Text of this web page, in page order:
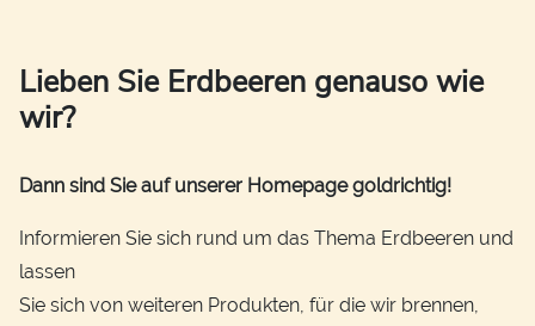
Lieben Sie Erdbeeren genauso wie
wir?
Dann sind Sie auf unserer Homepage goldrichtig!
Informieren Sie sich rund um das Thema Erdbeeren und
lassen
Sie sich von weiteren Produkten, für die wir brennen,